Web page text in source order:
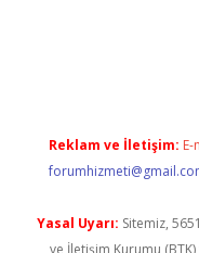
Reklam ve İletişim: E-
Yasal Uyarı: Sitemiz,
ve İletişim Kurumu (BTK)